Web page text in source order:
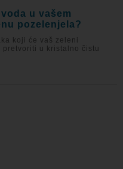
u vašem
pozelenjela?
koji će vaš zeleni
pretvoriti u kristalno čistu